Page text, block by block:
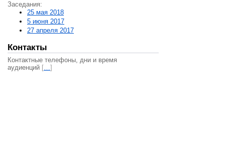
Заседания:
25 мая 2018
5 июня 2017
27 апреля 2017
Контакты
Контактные телефоны, дни и время
аудиенций […]